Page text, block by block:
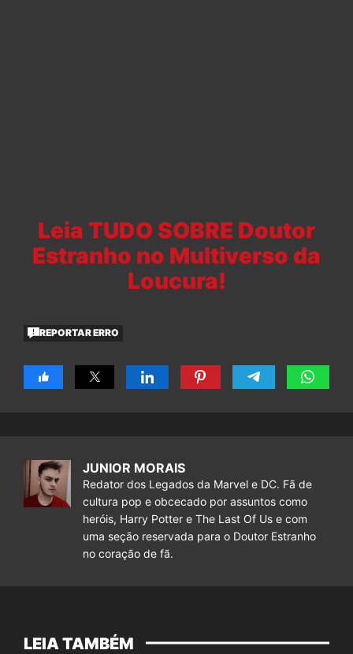
Leia TUDO SOBRE Doutor
Estranho no Multiverso da
Loucura!
REPORTAR ERRO
JUNIOR MORAIS
Redator dos Legados da Marvel e DC. Fã de
cultura pop e obcecado por assuntos como
heróis, Harry Potter e The Last Of Us e com
uma seção reservada para o Doutor Estranho
no coração de fã.
LEIA TAMBÉM